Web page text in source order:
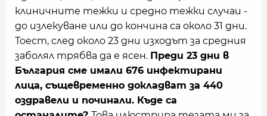
клиничните тежки и средно тежки случаи -
до излекуване или до кончина са около 31 дни.
Тоест, след около 23 дни изходът за средния
заболял трябва да е ясен. Преди 23 дни в
България сме имали 676 инфектирани
лица, същевременно докладват за 440
оздравели и починали. Къде са